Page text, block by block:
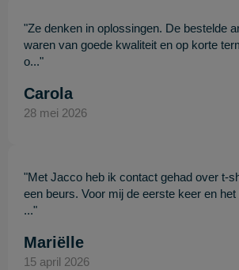
"Ze denken in oplossingen. De bestelde
waren van goede kwaliteit en op korte
o..."
Carola
28 mei 2026
"Met Jacco heb ik contact gehad over t-
een beurs. Voor mij de eerste keer en het
..."
Mariëlle
15 april 2026